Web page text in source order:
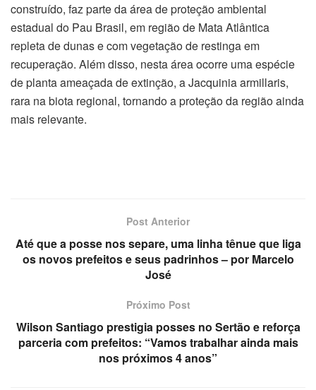
construído, faz parte da área de proteção ambiental
estadual do Pau Brasil, em região de Mata Atlântica
repleta de dunas e com vegetação de restinga em
recuperação. Além disso, nesta área ocorre uma espécie
de planta ameaçada de extinção, a Jacquinia armillaris,
rara na biota regional, tornando a proteção da região ainda
mais relevante.
Post Anterior
Até que a posse nos separe, uma linha tênue que liga
os novos prefeitos e seus padrinhos – por Marcelo
José
Próximo Post
Wilson Santiago prestigia posses no Sertão e reforça
parceria com prefeitos: “Vamos trabalhar ainda mais
nos próximos 4 anos”